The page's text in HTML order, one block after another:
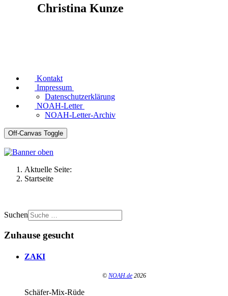
Christina Kunze
Kontakt
Impressum
Datenschutzerklärung
NOAH-Letter
NOAH-Letter-Archiv
Off-Canvas Toggle
Aktuelle Seite:
Startseite
Suchen
Zuhause gesucht
ZAKI
© NOAH.de 2026
Schäfer-Mix-Rüde